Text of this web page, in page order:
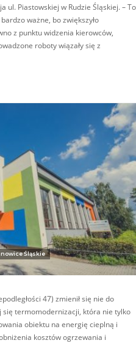
ul. Piastowskiej w Rudzie Śląskiej. – To
ważne, bo zwiększyło
z punktu widzenia kierowców,
roboty wiązały się z
Śląskie
47) zmienił się nie do
się termomodernizacji, która nie tylko
obiektu na energię cieplną i
kosztów ogrzewania i